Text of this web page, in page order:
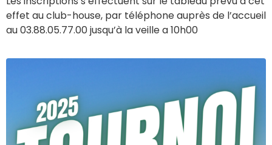
effet au club-house, par téléphone auprès de l’accueil
au 03.88.05.77.00 jusqu’à la veille a 10h00